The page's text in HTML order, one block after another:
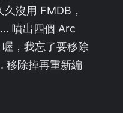
沒用 FMDB，
噴出四個 Arc
，我忘了要移除
除掉再重新編